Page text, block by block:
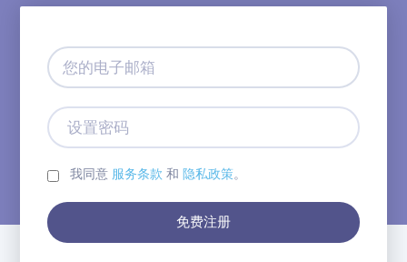
子
箱
码
我同意 服务条款 和 隐私政策。
免费注册